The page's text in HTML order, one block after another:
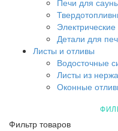
Печи для
Электрические
Детали для
Листы и отливы
Водосточные
Листы из
Оконные
Фильтр товаров